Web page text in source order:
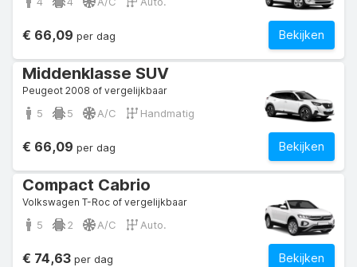
Bekijken
€ 66,09 per dag
Middenklasse SUV
Peugeot 2008 of vergelijkbaar
5 5 A/C Handmatig
Bekijken
€ 66,09 per dag
Compact Cabrio
Volkswagen T-Roc of vergelijkbaar
5 2 A/C Auto.
Bekijken
€ 74,63 per dag